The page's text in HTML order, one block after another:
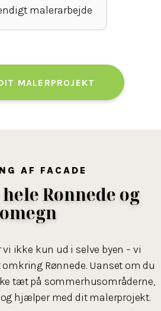
malerarbejde
MALERPROJEKT
AF FACADE
Rønnede og
omegn
vi ikke kun ud i selve byen – vi
Rønnede. Uanset om du
tæt på sommerhusområderne,
hjælper med dit malerprojekt.